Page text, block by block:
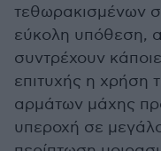
τεθωρακισμένων
εύκολη υπόθεση,
συντρέχουν
επιτυχής η χρήση
αρμάτων μάχης
υπεροχή σε